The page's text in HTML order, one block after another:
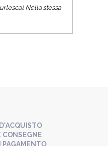
Nella stessa
CONSEGNE
PAGAMENTO